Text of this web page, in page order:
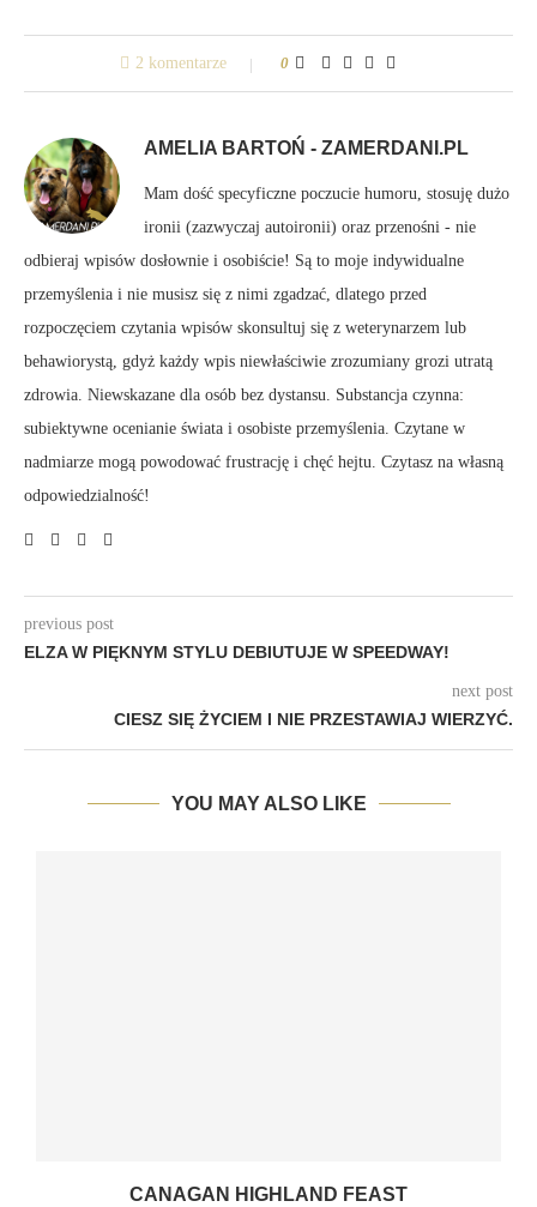
2 komentarze 0
AMELIA BARTOŃ - ZAMERDANI.PL
Mam dość specyficzne poczucie humoru, stosuję dużo
ironii (zazwyczaj autoironii) oraz przenośni - nie
odbieraj wpisów dosłownie i osobiście! Są to moje indywidualne
przemyślenia i nie musisz się z nimi zgadzać, dlatego przed
rozpoczęciem czytania wpisów skonsultuj się z weterynarzem lub
behawiorystą, gdyż każdy wpis niewłaściwie zrozumiany grozi utratą
zdrowia. Niewskazane dla osób bez dystansu. Substancja czynna:
subiektywne ocenianie świata i osobiste przemyślenia. Czytane w
nadmiarze mogą powodować frustrację i chęć hejtu. Czytasz na własną
odpowiedzialność!
previous post
ELZA W PIĘKNYM STYLU DEBIUTUJE W SPEEDWAY!
next post
CIESZ SIĘ ŻYCIEM I NIE PRZESTAWIAJ WIERZYĆ.
YOU MAY ALSO LIKE
CANAGAN HIGHLAND FEAST